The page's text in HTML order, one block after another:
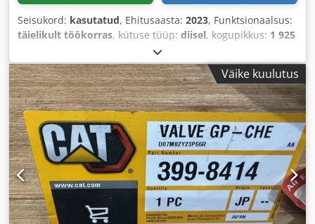
Seisukord: kasutatud, Ehitusaasta: 2023, Funktsionaalsus:
täielikult töökorras, kütuse tüüp: diisel, kogupikkus: 1 925
, ehituskõrgus:
veotüüp:Diesel, ehituslaius:1 110 mm,
Väike kuulutus